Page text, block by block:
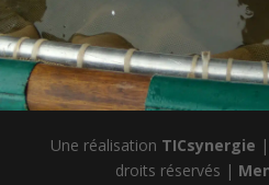
Une réalisation TICsynergie
droits réservés |